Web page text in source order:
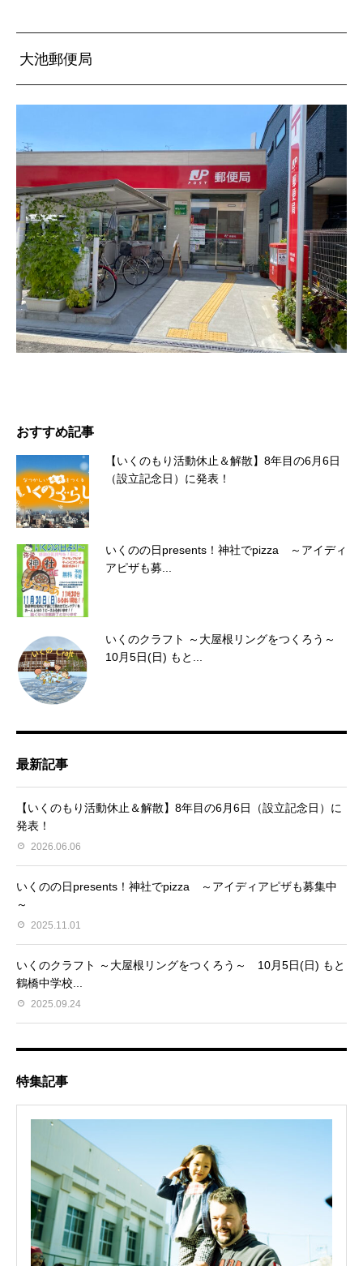
大池郵便局
おすすめ記事
【いくのもり活動休止＆解散】8年目の6月6日
（設立記念日）に発表！
いくのの日presents！神社でpizza ～アイディ
アピザも募...
いくのクラフト ～大屋根リングをつくろう～
10月5日(日) もと...
最新記事
【いくのもり活動休止＆解散】8年目の6月6日（設立記念日）に
発表！
2026.06.06
いくのの日presents！神社でpizza ～アイディアピザも募集中
～
2025.11.01
いくのクラフト ～大屋根リングをつくろう～ 10月5日(日) もと
鶴橋中学校...
2025.09.24
特集記事